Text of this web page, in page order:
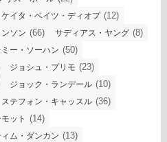
ケイタ・ベイツ・ディオプ(12)
ソン (66) サディアス・ヤング (8)
ー・ソーハン (50)
ジョシュ・プリモ (23)
ジョック・ランデール (10)
ステフォン・キャッスル (36)
ット (14)
ィム・ダンカン (13)